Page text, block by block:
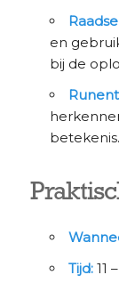
en
bij de
betekenis.
Tijd:11